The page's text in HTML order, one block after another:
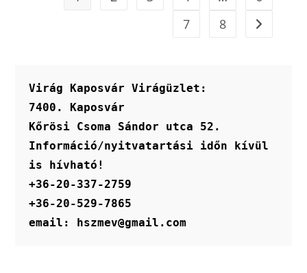
7
8
Virág Kaposvár Virágüzlet:
7400. Kaposvár
Kőrösi Csoma Sándor utca 52.
Információ/nyitvatartási időn kívül
is hívható!
+36-20-337-2759
+36-20-529-7865
email: hszmev@gmail.com